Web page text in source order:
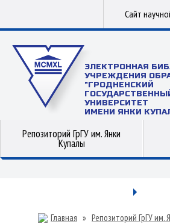
Сайт
ЭЛЕКТРОННАЯ
УЧРЕЖДЕНИЯ
"ГРОДНЕНСКИЙ
УНИВЕРСИТЕТ
ИМЕНИ ЯНКИ
Репозиторий ГрГУ им. Янки
Купалы
Главная » Репозиторий ГрГУ им.